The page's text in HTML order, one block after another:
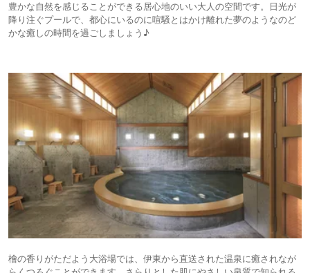
豊かな自然を感じることができる居心地のいい大人の空間です。日光が
降り注ぐプールで、都心にいるのに喧騒とはかけ離れた夢のようなのど
かな癒しの時間を過ごしましょう♪
檜の香りがただよう大浴場では、伊東から直送された温泉に癒されなが